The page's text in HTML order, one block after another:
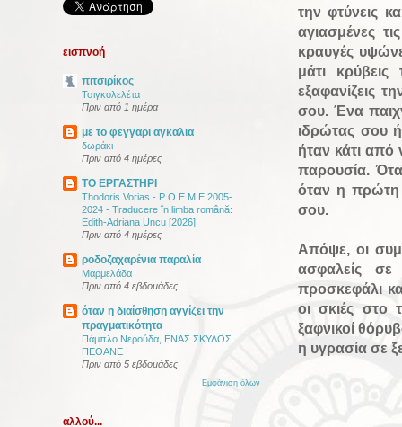
την φτύνεις
αγιασμένες
κραυγές
μάτι
εξαφανίζεις
σου. Ένα
ιδρώτας σου
ήταν κάτι από
παρουσία.
όταν η πρώτη
σου.
Απόψε, οι
ασφαλείς σε
προσκεφάλι
οι σκιές στο
ξαφνικοί
η υγρασία σε
εισπνοή
πιτσιρίκος
Τσιγκολελέτα
Πριν από 1 ημέρα
με το φεγγαρι αγκαλια
δωράκι
Πριν από 4 ημέρες
ΤΟ ΕΡΓΑΣΤΗΡΙ
Thodoris Vorias - P O E M E 2005-
2024 - Traducere în limba română:
Edith-Adriana Uncu [2026]
Πριν από 4 ημέρες
ροδοζαχαρένια παραλία
Μαρμελάδα
Πριν από 4 εβδομάδες
όταν η διαίσθηση αγγίζει την
πραγματικότητα
Πάμπλο Νερούδα, ΕΝΑΣ ΣΚΥΛΟΣ
ΠΕΘΑΝΕ
Πριν από 5 εβδομάδες
Εμφάνιση όλων
αλλού...